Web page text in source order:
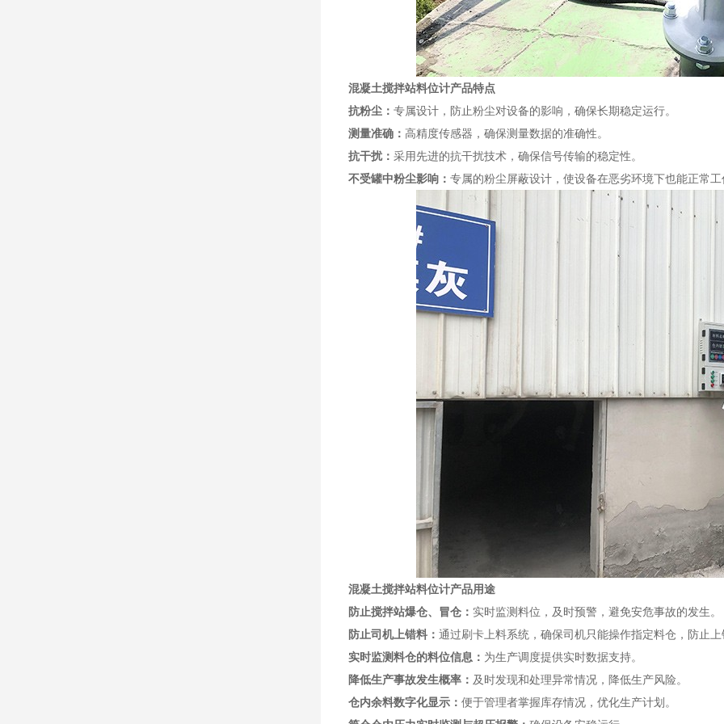
混凝土搅拌站料位计产品特点
抗粉尘： 专属设计，防止粉尘对设备的影响，确保长期稳定运行。
测量准确： 高精度传感器，确保测量数据的准确性。
抗干扰： 采用先进的抗干扰技术，确保信号传输的稳定性。
不受罐中粉尘影响： 专属的粉尘屏蔽设计，使设备在恶劣环境下也能正常工
混凝土搅拌站料位计产品用途
防止搅拌站爆仓、冒仓： 实时监测料位，及时预警，避免安危事故的发生。
防止司机上错料： 通过刷卡上料系统，确保司机只能操作指定料仓，防止
实时监测料仓的料位信息： 为生产调度提供实时数据支持。
降低生产事故发生概率： 及时发现和处理异常情况，降低生产风险。
仓内余料数字化显示： 便于管理者掌握库存情况，优化生产计划。